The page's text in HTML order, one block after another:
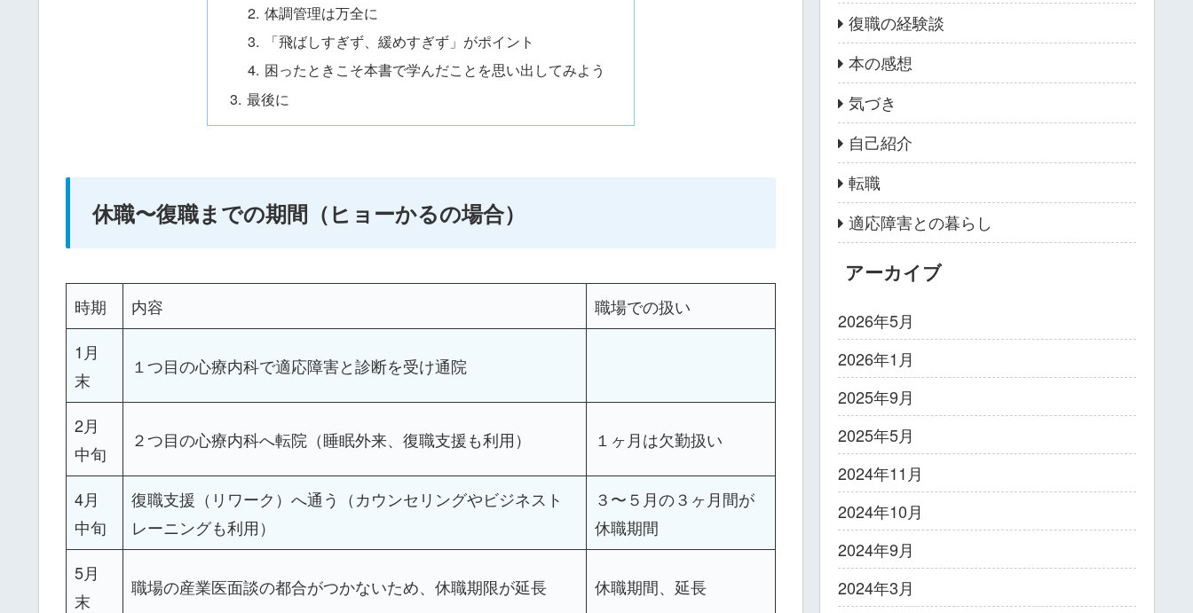
体調管理は万全に
「飛ばしすぎず、緩めすぎず」がポイント
困ったときこそ本書で学んだことを思い出してみよう
最後に
休職〜復職までの期間（ヒョーかるの場合）
時期 内容
職場での扱い
1月
末
１つ目の心療内科で適応障害と診断を受け通院
2月
中旬
２つ目の心療内科へ転院（睡眠外来、復職支援も利用） １ヶ月は欠勤扱い
4月
中旬
復職支援（リワーク）へ通う（カウンセリングやビジネスト
レーニングも利用）
３〜５月の３ヶ月間が
休職期間
5月
末
職場の産業医面談の都合がつかないため、休職期限が延長 休職期間、延長
復職の経験談
本の感想
気づき
自己紹介
転職
適応障害との暮らし
アーカイブ
2026年5月
2026年1月
2025年9月
2025年5月
2024年11月
2024年10月
2024年9月
2024年3月